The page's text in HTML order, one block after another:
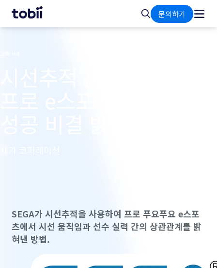
검
색
문의하기
SEGA가 시선추적을 사용하여 프로 푸요푸요 e스포
츠에서 시선 움직임과 선수 실력 간의 상관관계를 밝
혀낸 방법.